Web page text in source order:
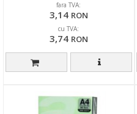
fara TVA:
3,14 RON
cu TVA:
3,74 RON